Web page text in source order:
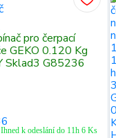
Ihned k odeslání do 11h 6 Ks